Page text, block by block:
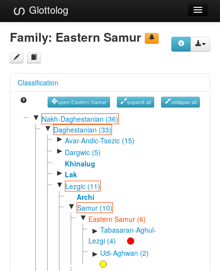
Glottolog
Languages
Families
References
Reference Search
GlottoScope
Family: Eastern Samur
Classification
open Eastern Samur expand all collapse all
▼ Nakh-Daghestanian (36)
▼ Daghestanian (33)
► Avar-Andic-Tsezic (15)
► Dargwic (5)
Khinalug
► Lak
▼ Lezgic (11)
Archi
▼ Samur (10)
▼ Eastern Samur (6)
► Tabasaran-Aghul-
Lezgi (4)
► Udi-Aghwan (2)